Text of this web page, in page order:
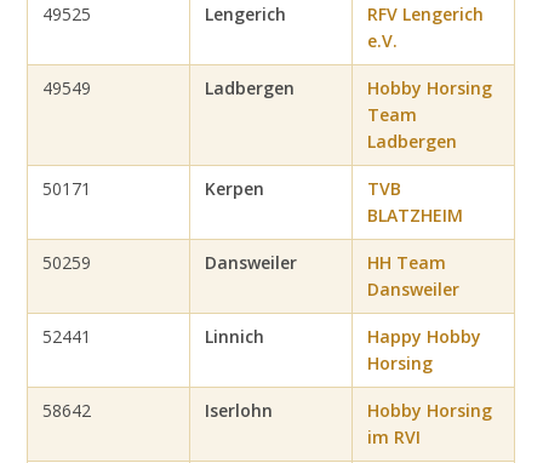
49525 Lengerich
RFV Lengerich
e.V.
49549 Ladbergen
Hobby Horsing
Team
Ladbergen
50171 Kerpen
TVB
BLATZHEIM
50259 Dansweiler
HH Team
Dansweiler
52441 Linnich
Happy Hobby
Horsing
58642 Iserlohn
Hobby Horsing
im RVI